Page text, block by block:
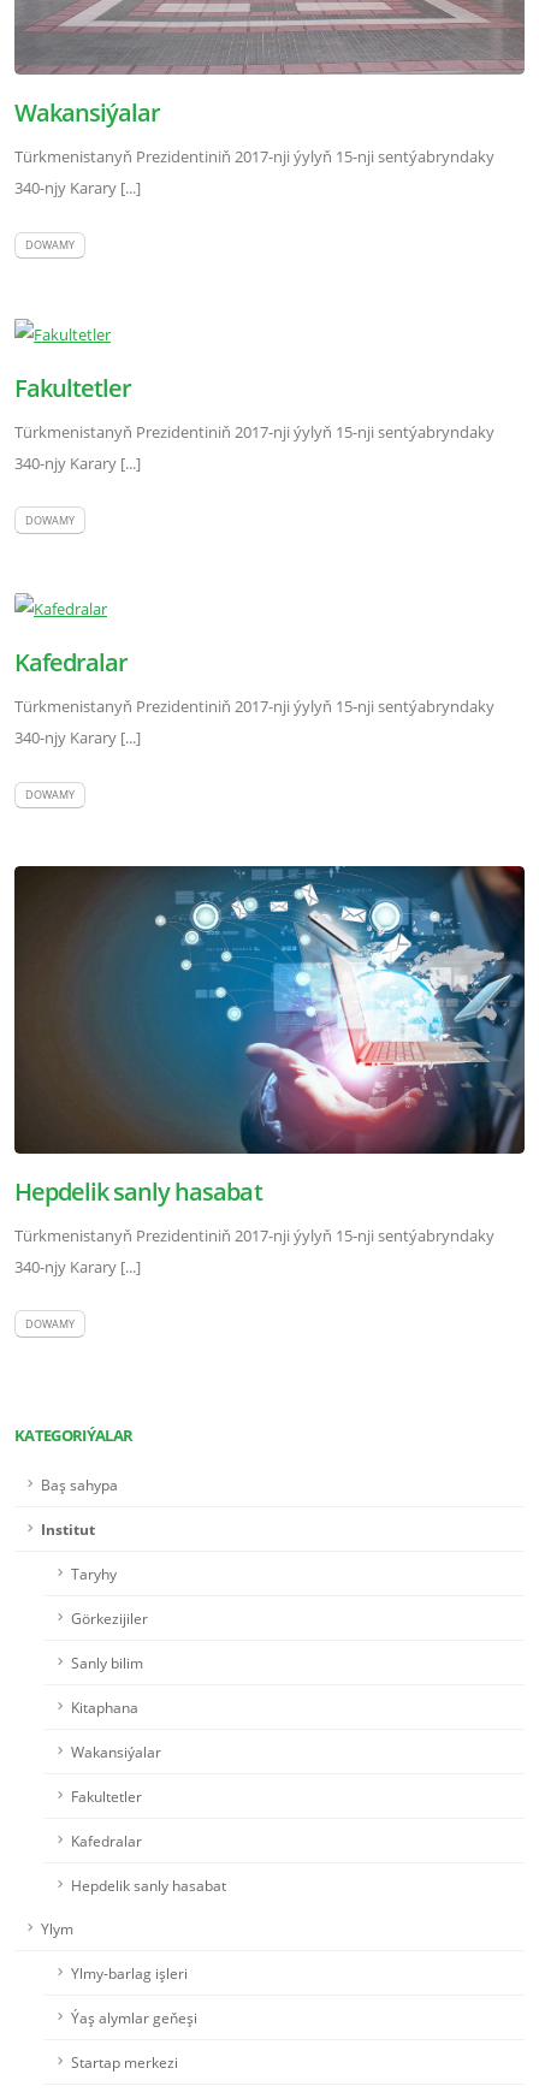
Wakansiýalar
Türkmenistanyň Prezidentiniň 2017-nji ýylyň 15-nji sentýabryndaky
340-njy Karary [...]
DOWAMY
Fakultetler
Türkmenistanyň Prezidentiniň 2017-nji ýylyň 15-nji sentýabryndaky
340-njy Karary [...]
DOWAMY
Kafedralar
Türkmenistanyň Prezidentiniň 2017-nji ýylyň 15-nji sentýabryndaky
340-njy Karary [...]
DOWAMY
Hepdelik sanly hasabat
Türkmenistanyň Prezidentiniň 2017-nji ýylyň 15-nji sentýabryndaky
340-njy Karary [...]
DOWAMY
KATEGORIÝALAR
Baş sahypa
Institut
Taryhy
Görkezijiler
Sanly bilim
Kitaphana
Wakansiýalar
Fakultetler
Kafedralar
Hepdelik sanly hasabat
Ylym
Ylmy-barlag işleri
Ýaş alymlar geňeşi
Startap merkezi